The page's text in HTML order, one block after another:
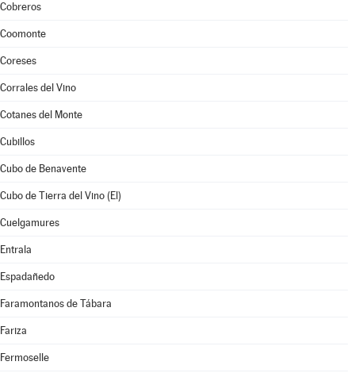
Cobreros
Coomonte
Coreses
Corrales del Vino
Cotanes del Monte
Cubillos
Cubo de Benavente
Cubo de Tierra del Vino (El)
Cuelgamures
Entrala
Espadañedo
Faramontanos de Tábara
Fariza
Fermoselle